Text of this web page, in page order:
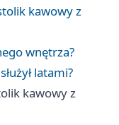
kawowy z
wnętrza?
latami?
kawowy z